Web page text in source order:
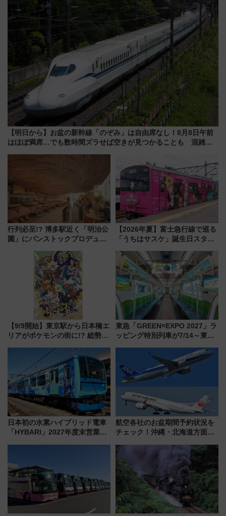
事業の全貌
【明日から】お盆の新幹線「のぞみ」は自由席なし！8月8日午前
はほぼ満席…でも数時間ズラせば空きが見つかることも 混雑避
行列必至!? 博多駅近く「明治公
園」にパンストックプロデュー
オープン 秋からはビストロ営業
【2026年夏】富士急行線で巡る
「うちはサスケ」誕生日スタン
定グルメ＆グッズ徹底ガイド
【9/9開始】東京駅から日本橋エ
リアがポケモンの街に!? 総勢
リサーチ」本格謎解き・グッズ
情報まとめ
東急「GREEN×EXPO 2027」ラ
ッピング特別列車が7/14～東
ー！ 注目の編成やデザインまと
め
日本初の水素ハイブリッド電車
「HYBARI」2027年度末営業運
航空各社のお盆期間予約状況を
チェック！沖縄・北海道方面は
日は？